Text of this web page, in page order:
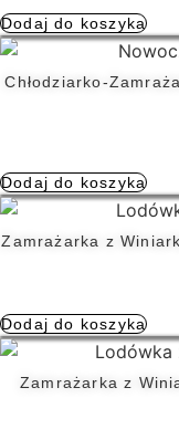
Dodaj do koszyka
Chłodziarko-
Dodaj do koszyka
Zamrażarka z
Dodaj do koszyka
Zamrażarka z